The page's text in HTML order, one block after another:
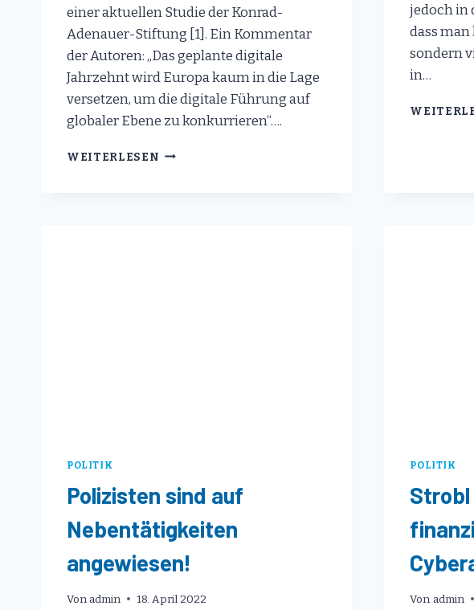
einer aktuellen Studie der Konrad-
Adenauer-Stiftung [1]. Ein Kommentar
der Autoren: „Das geplante digitale
Jahrzehnt wird Europa kaum in die Lage
versetzen, um die digitale Führung auf
globaler Ebene zu konkurrieren“….
WEITERLESEN GEFÄHRLICHE
jedoch in
dass
sondern
in…
POLITIK
Polizisten sind auf
Nebentätigkeiten
angewiesen!
Von admin 18. April 2022
POLITIK
Von admin